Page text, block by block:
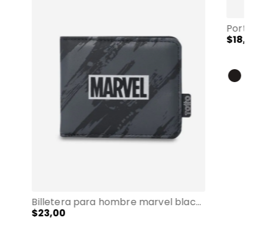
Billetera para hombre marvel black con rfid blocker negro
$23,00
$18,